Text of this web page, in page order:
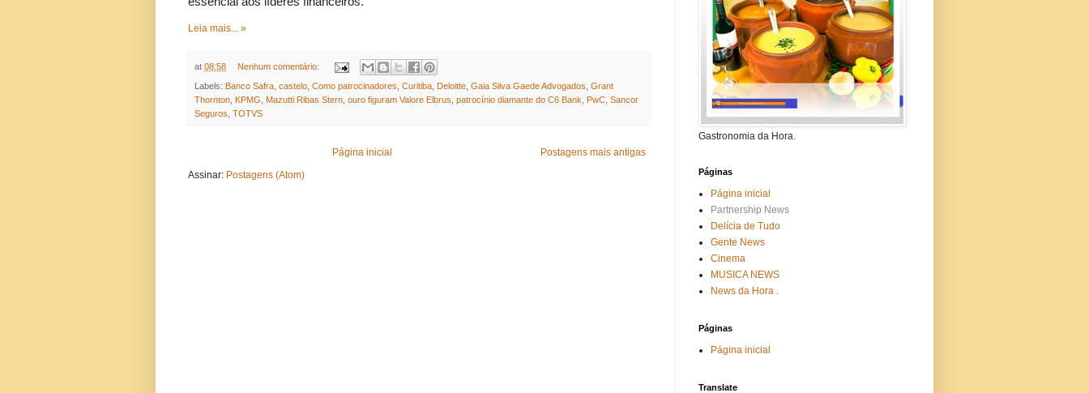
Leia mais... »
at 08:58 Nenhum comentário:
Labels: Banco Safra, castelo, Como patrocinadores, Curitiba, Deloitte, Gaia Silva Gaede Advogados, Grant
Thornton, KPMG, Mazutti Ribas Stern, ouro figuram Valore Elbrus, patrocínio diamante do C6 Bank, PwC, Sancor
Seguros, TOTVS
Postagens mais antigas
Página inicial
Assinar: Postagens (Atom)
Gastronomia da Hora.
Páginas
Página inicial
Partnership News
Delícia de Tudo
Gente News
Cinema
MUSICA NEWS
News da Hora .
Páginas
Página inicial
Translate